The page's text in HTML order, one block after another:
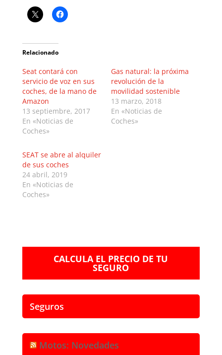
Relacionado
Seat contará con
servicio de voz en sus
coches, de la mano de
Amazon
13 septiembre, 2017
En «Noticias de
Coches»
Gas natural: la próxima
revolución de la
movilidad sostenible
13 marzo, 2018
En «Noticias de
Coches»
SEAT se abre al alquiler
de sus coches
24 abril, 2019
En «Noticias de
Coches»
CALCULA EL PRECIO DE TU
SEGURO
Seguros
Motos: Novedades